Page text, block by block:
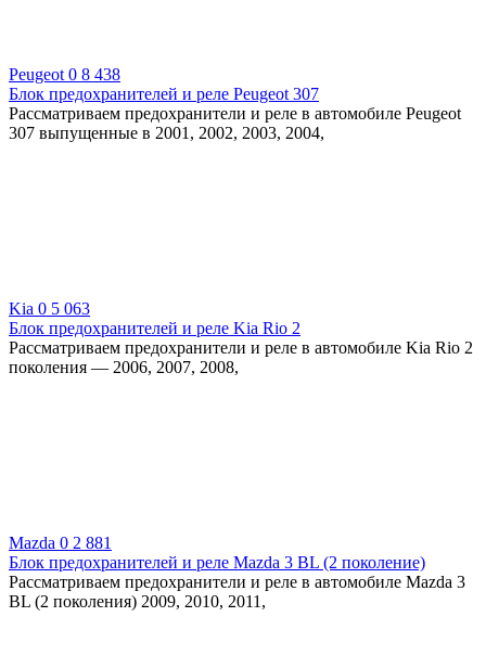
Peugeot 0 8 438
Блок предохранителей и реле Peugeot 307
Рассматриваем предохранители и реле в автомобиле Peugeot
307 выпущенные в 2001, 2002, 2003, 2004,
Kia 0 5 063
Блок предохранителей и реле Kia Rio 2
Рассматриваем предохранители и реле в автомобиле Kia Rio 2
поколения — 2006, 2007, 2008,
Mazda 0 2 881
Блок предохранителей и реле Mazda 3 BL (2 поколение)
Рассматриваем предохранители и реле в автомобиле Mazda 3
BL (2 поколения) 2009, 2010, 2011,